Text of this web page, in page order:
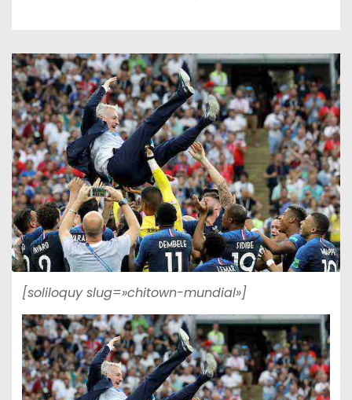
[soliloquy slug=»chitown-mundial»]